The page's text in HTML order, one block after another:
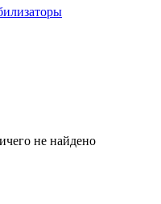
не найдено